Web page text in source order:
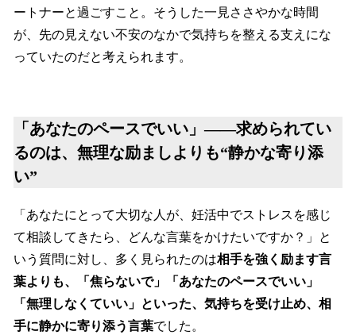
ートナーと過ごすこと。そうした一見ささやかな時間
が、先の見えない不安のなかで気持ちを整える支えにな
っていたのだと考えられます。
「あなたのペースでいい」――求められてい
るのは、無理な励ましよりも“静かな寄り添
い”
「あなたにとって大切な人が、妊活中でストレスを感じ
て相談してきたら、どんな言葉をかけたいですか？」と
いう質問に対し、多く見られたのは相手を強く励ます言
葉よりも、「焦らないで」「あなたのペースでいい」
「無理しなくていい」といった、気持ちを受け止め、相
手に静かに寄り添う言葉でした。